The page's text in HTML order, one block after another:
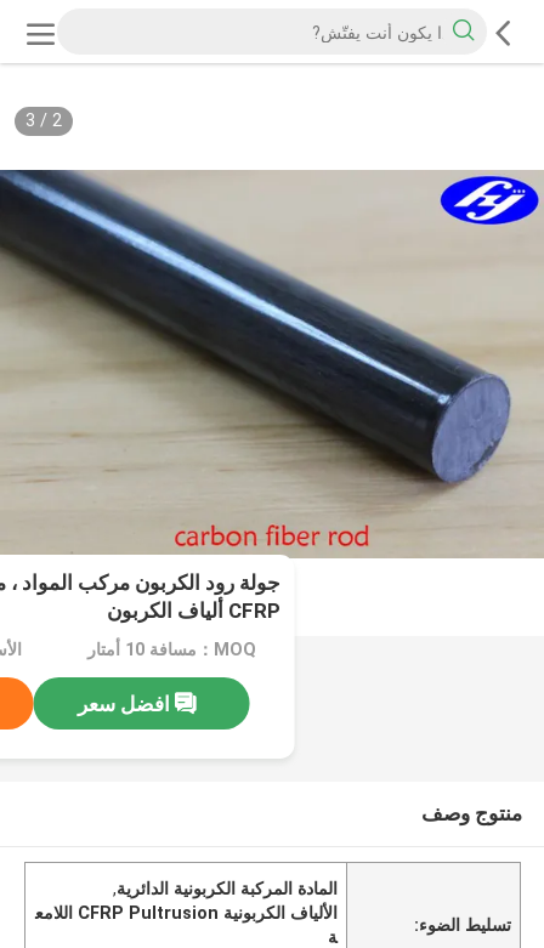
2
/
3
جولة رود الكربون مركب المواد ،
CFRP ألياف الكربون
MOQ：مسافة 10 أمتار
افضل سعر
منتوج وصف
تسليط الضوء:
المادة المركبة الكربونية الدائرية,
الألياف الكربونية CFRP Pultrusion اللامع
ة